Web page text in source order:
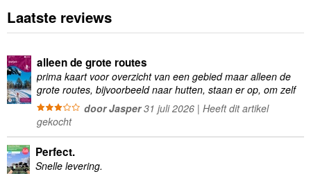
Laatste reviews
alleen de grote routes
prima kaart voor overzicht van een gebied maar alleen de
grote routes, bijvoorbeeld naar hutten, staan er op, om zelf
wandelingen te plannen minder geschikt
door Jasper31 juli 2026 | Heeft dit artikel
gekocht
Perfect.
Snelle levering.